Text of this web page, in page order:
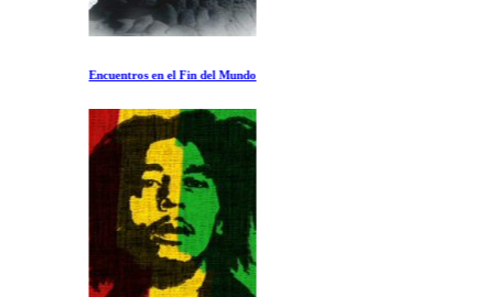
Encuentros en el Fin del Mundo